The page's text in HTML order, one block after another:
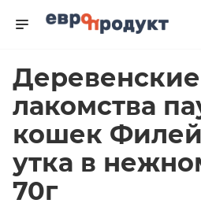
Деревенские
лакомства
кошек
утка в
70г